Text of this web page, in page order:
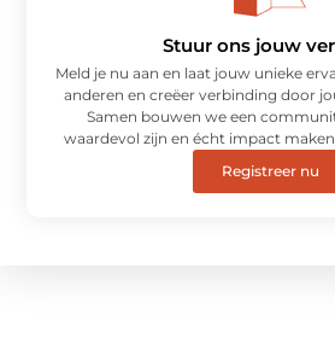
Stuur ons jouw
Meld je nu aan en laat jouw unieke
anderen en creëer verbinding door
Samen bouwen we een
waardevol zijn en écht impact
Registreer nu